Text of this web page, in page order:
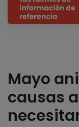
Mayo
causas